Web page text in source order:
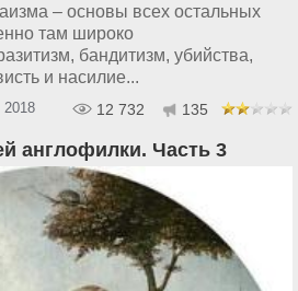
– основы всех остальных
там широко
бандитизм, убийства,
и насилие...
12 732 135
англофилки. Часть 3